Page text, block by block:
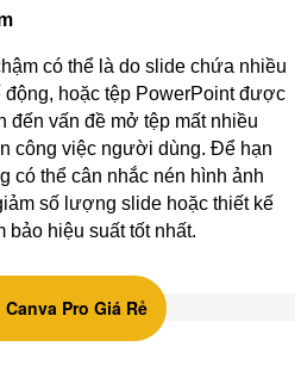
có thể là do slide chứa nhiều
động, hoặc tệp PowerPoint được
đến vấn đề mở tệp mất nhiều
công việc người dùng. Để hạn
có thể cân nhắc nén hình ảnh
số lượng slide hoặc thiết kế
bảo hiệu suất tốt nhất.
Canva Pro Giá Rẻ